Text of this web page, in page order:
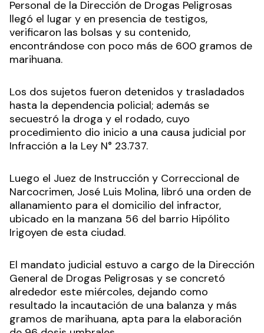
Personal de la Dirección de Drogas Peligrosas
llegó el lugar y en presencia de testigos,
verificaron las bolsas y su contenido,
encontrándose con poco más de 600 gramos de
marihuana.
Los dos sujetos fueron detenidos y trasladados
hasta la dependencia policial; además se
secuestró la droga y el rodado, cuyo
procedimiento dio inicio a una causa judicial por
Infracción a la Ley N° 23.737.
Luego el Juez de Instrucción y Correccional de
Narcocrimen, José Luis Molina, libró una orden de
allanamiento para el domicilio del infractor,
ubicado en la manzana 56 del barrio Hipólito
Irigoyen de esta ciudad.
El mandato judicial estuvo a cargo de la Dirección
General de Drogas Peligrosas y se concretó
alrededor este miércoles, dejando como
resultado la incautación de una balanza y más
gramos de marihuana, apta para la elaboración